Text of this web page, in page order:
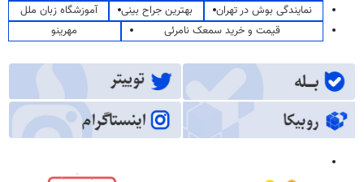
نمایندگی بوش در تهران
بهترین جراح بینی
آموزشگاه زبان ملل
قیمت و خرید سمعک نامرئی
مهرینو